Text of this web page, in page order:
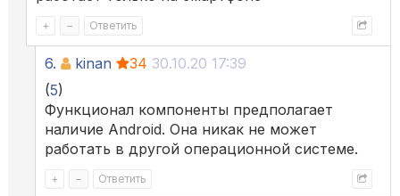
+ – Ответить
6. kinan 34 30.10.20 17:39
(5)
Функционал компоненты предполагает
наличие Android. Она никак не может
работать в другой операционной системе.
+ – Ответить